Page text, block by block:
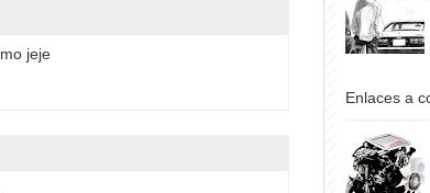
jeje
Enlaces a